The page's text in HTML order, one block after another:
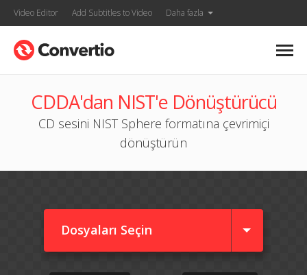
Video Editor Add Subtitles to Video Daha fazla
CDDA'dan NIST'e Dönüştürücü
CD sesini NIST Sphere formatına çevrimiçi
dönüştürün
Dosyaları Seçin